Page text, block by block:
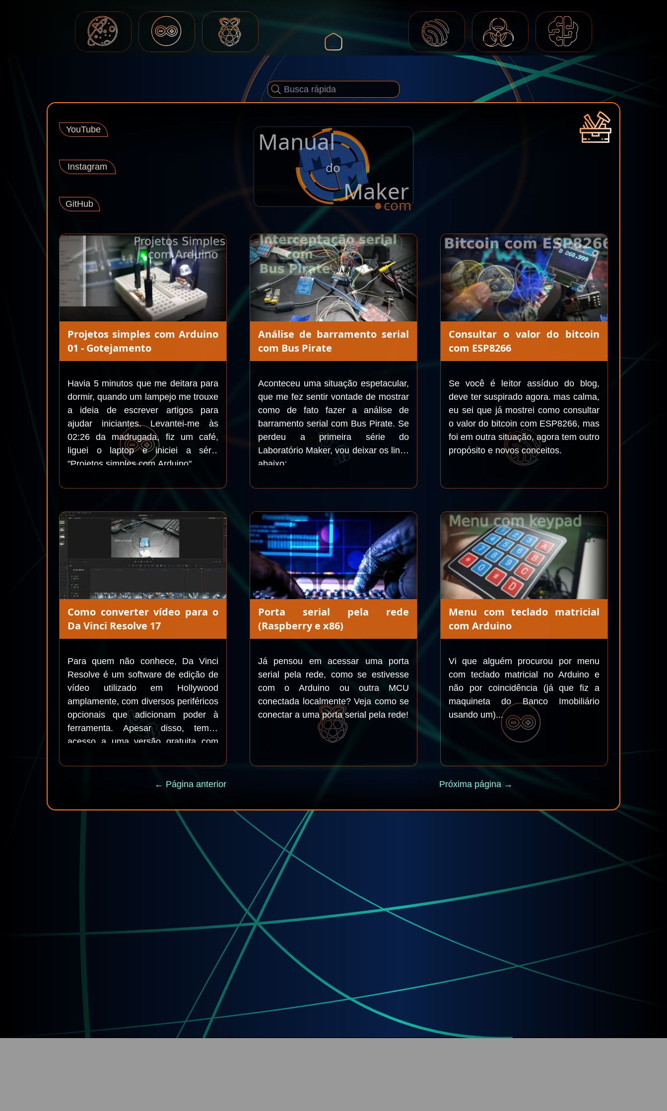
Manual
do
Maker
.com
Projetos simples com Arduino
01 - Gotejamento
Havia 5 minutos que me deitara para
dormir, quando um lampejo me trouxe
a ideia de escrever artigos para
ajudar iniciantes. Levantei-me às
02:26 da madrugada, fiz um café,
liguei o laptop e iniciei a série
"Projetos simples com Arduino",...
Análise de barramento serial
com Bus Pirate
Aconteceu uma situação espetacular,
que me fez sentir vontade de mostrar
como de fato fazer a análise de
barramento serial com Bus Pirate. Se
perdeu a primeira série do
Laboratório Maker, vou deixar os links
abaixo:
Consultar o valor do bitcoin
com ESP8266
Se você é leitor assíduo do blog,
deve ter suspirado agora. mas calma,
eu sei que já mostrei como consultar
o valor do bitcoin com ESP8266, mas
foi em outra situação, agora tem outro
propósito e novos conceitos.
Como converter vídeo para o
Da Vinci Resolve 17
Para quem não conhece, Da Vinci
Resolve é um software de edição de
vídeo utilizado em Hollywood
amplamente, com diversos periféricos
opcionais que adicionam poder à
ferramenta. Apesar disso, temos
acesso a uma versão gratuita com
suficiente para editarmos vídeos com
qualidade incomparável. Mas para
algumas condições. Veremos agora
como converter vídeo para o Da Vinci
Resolve 17 rapidinho. Estou usando-
o há poucos dias, por isso tenho
muito a aprender, mas resolvi
escrever esse artigo porque tem uma
DNxHD. Se gravar um vídeo com
e, dependendo do codec de áudio,
não aparecerá nada. Os áudios
suportados são WAV, broadcast WAV,
AIFF, MP3, AAC (M4A) e CAF
(somente no Mac esse último). Não
havendo XML, o Da Vinci Resolve
Porta serial pela rede
(Raspberry e x86)
Já pensou em acessar uma porta
serial pela rede, como se estivesse
com o Arduino ou outra MCU
conectada localmente? Veja como se
conectar a uma porta serial pela rede!
Menu com teclado matricial
com Arduino
Vi que alguém procurou por menu
com teclado matricial no Arduino e
não por coincidência (já que fiz a
maquineta do Banco Imobiliário
usando um)...
← Página anterior Próxima página →
YouTube
Instagram
GitHub